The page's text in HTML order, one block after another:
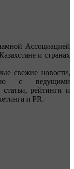
Ассоциацией
и странах
свежие новости,
с ведущими
рейтинги и
и PR.